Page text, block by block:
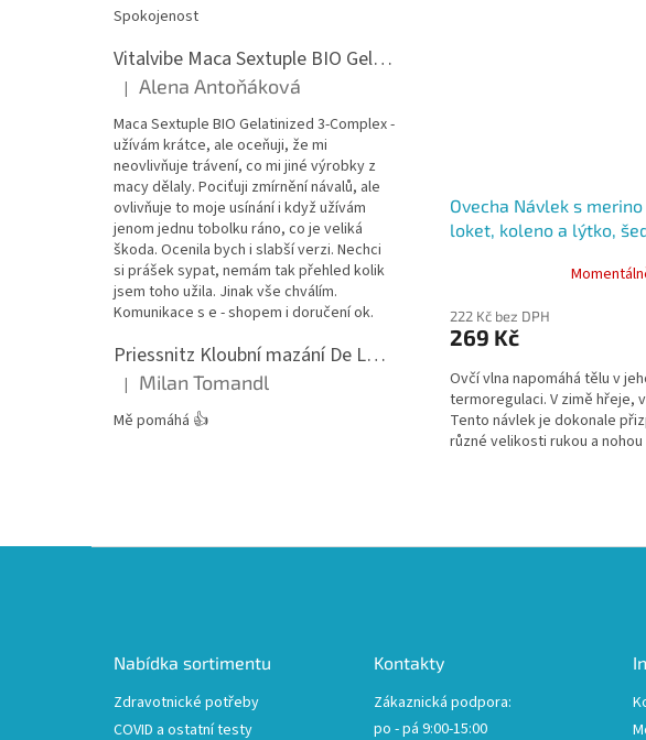
Spokojenost
Vitalvibe Maca Sextuple BIO Gelatinized 3-Complex, 60 kapslí
Hodnocení produktu je 5 z 5 hvězdiček.
| Alena Antoňáková
Maca Sextuple BIO Gelatinized 3-Complex -
užívám krátce, ale oceňuji, že mi
neovlivňuje trávení, co mi jiné výrobky z
macy dělaly. Pociťuji zmírnění návalů, ale
ovlivňuje to moje usínání i když užívám
jenom jednu tobolku ráno, co je veliká
škoda. Ocenila bych i slabší verzi. Nechci
si prášek sypat, nemám tak přehled kolik
jsem toho užila. Jinak vše chválím.
Komunikace s e - shopem i doručení ok.
Priessnitz Kloubní mazání De Luxe, 200ml
Hodnocení produktu je 5 z 5 hvězdiček.
| Milan Tomandl
Mě pomáhá 👍
Ovecha Návlek s
loket, koleno a lýtko,
222 Kč bez DPH
269 Kč
Ovčí vlna napomáhá tělu v
termoregulaci. V zimě hřeje,
Tento návlek je dokonale
různé velikosti rukou a nohou
Nabídka sortimentu
Zdravotnické potřeby
COVID a ostatní testy
Kontakty
Zákaznická podpora:
po - pá 9:00-15:00